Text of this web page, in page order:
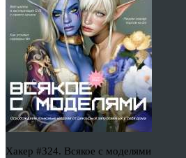
Хакер #324. Всякое с моделями